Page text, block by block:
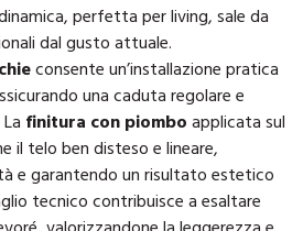
perfetta per living, sale da
dal gusto attuale.
consente un’installazione pratica
una caduta regolare e
finitura con piombo applicata sul
il telo ben disteso e lineare,
e garantendo un risultato estetico
tecnico contribuisce a esaltare